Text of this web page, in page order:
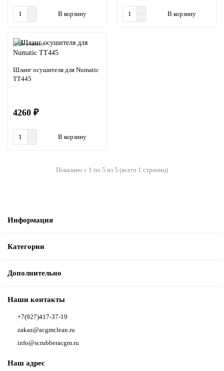
В корзину В корзину
Не указано
Шланг осушителя для Numatic
TT445
4260 ₽
В корзину
Показано с 1 по 5 из 5 (всего 1 страниц)
Информация
Категории
Дополнительно
Наши контакты
+7(927)417-37-19
zakaz@acgmclean.ru
info@scrubberacgm.ru
Наш адрес